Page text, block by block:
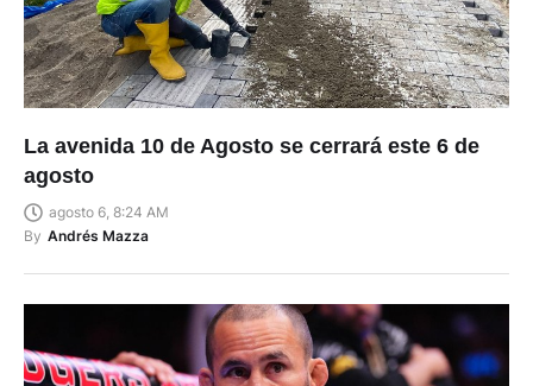
La avenida 10 de Agosto se cerrará este 6 de
agosto
agosto 6, 8:24 AM
By Andrés Mazza